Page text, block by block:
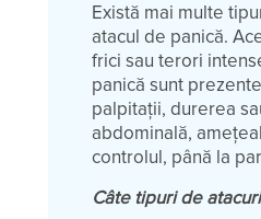
Există mai multe
atacul de panică.
frici sau terori
panică sunt
palpitaţii, durerea
abdominală,
controlul, până la
Câte tipuri de